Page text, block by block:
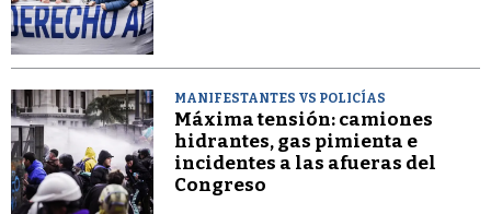
MANIFESTANTES VS POLICÍAS
Máxima tensión: camiones
hidrantes, gas pimienta e
incidentes a las afueras del
Congreso